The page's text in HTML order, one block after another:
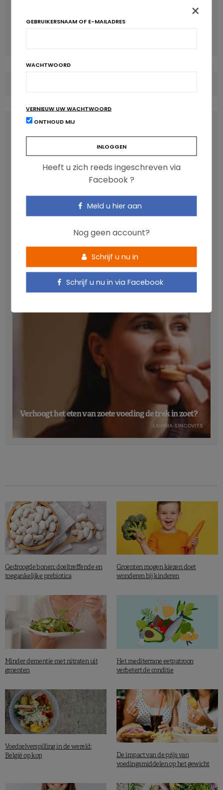
LATEST POSTS
Anthocyanen: gunstig voor de cardiometabole
gezondheid
Verhoogt het eten van zoete voeding de trek in zoet?
LAVINIA SINCOVITS
Gedroogde bonen: doeltreffende en
toegankelijke prebiotica
Groenten mogen kiezen doet
wonderen bij kinderen
Minder dementie met nitraten uit
groenten
Het mediterrane eetpatroon
verbetert de conditie
Voedselverspilling in de wereld:
België op kop
De impact van de prijs van
voedingsmiddelen op het gewicht
×
GEBRUIKERSNAAM OF E-MAILADRES
WACHTWOORD
VERNIEUW UW WACHTWOORD
ONTHOUD MIJ
Heeft u zich reeds ingeschreven via
Facebook ?
Meld u hier aan
Nog geen account?
Schrijf u nu in
Schrijf u nu in via Facebook